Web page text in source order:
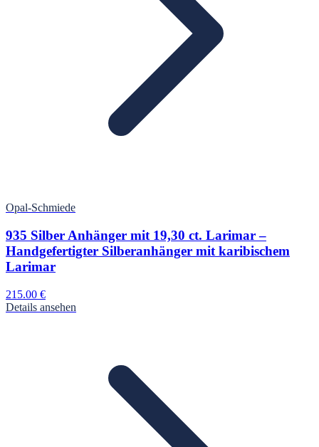
Opal-Schmiede
935 Silber Anhänger mit 19,30 ct. Larimar –
Handgefertigter Silberanhänger mit karibischem
Larimar
215.00 €
Details ansehen